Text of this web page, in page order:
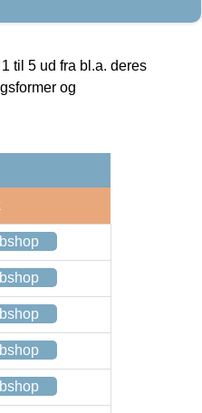
til 5 ud fra bl.a. deres
og